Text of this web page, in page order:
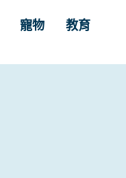
寵物 教育